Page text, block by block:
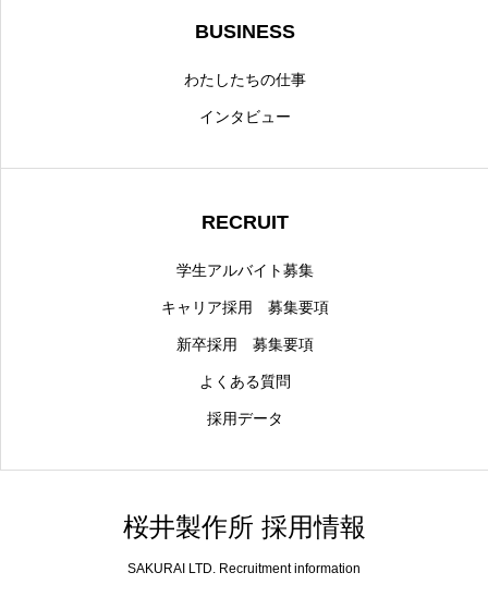
BUSINESS
わたしたちの仕事
インタビュー
RECRUIT
学生アルバイト募集
キャリア採用 募集要項
新卒採用 募集要項
よくある質問
採用データ
桜井製作所 採用情報
SAKURAI LTD. Recruitment information